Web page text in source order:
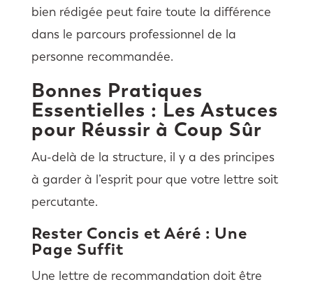
bien rédigée peut faire toute la différence
dans le parcours professionnel de la
personne recommandée.
Bonnes Pratiques
Essentielles : Les Astuces
pour Réussir à Coup Sûr
Au-delà de la structure, il y a des principes
à garder à l’esprit pour que votre lettre soit
percutante.
Rester Concis et Aéré : Une
Page Suffit
Une lettre de recommandation doit être